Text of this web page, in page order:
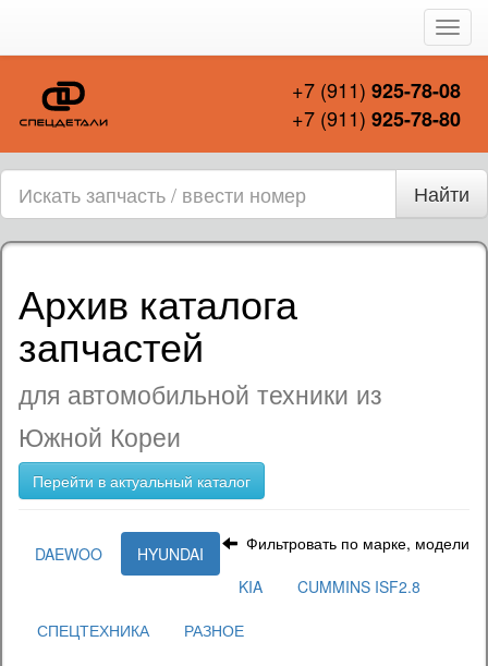
+7 (911) 925-78-08
+7 (911) 925-78-80
Найти
Архив каталога
запчастей
для автомобильной техники из
Южной Кореи
Перейти в актуальный каталог
Фильтровать по марке, модели
DAEWOO
HYUNDAI
KIA
CUMMINS ISF2.8
СПЕЦТЕХНИКА
РАЗНОЕ